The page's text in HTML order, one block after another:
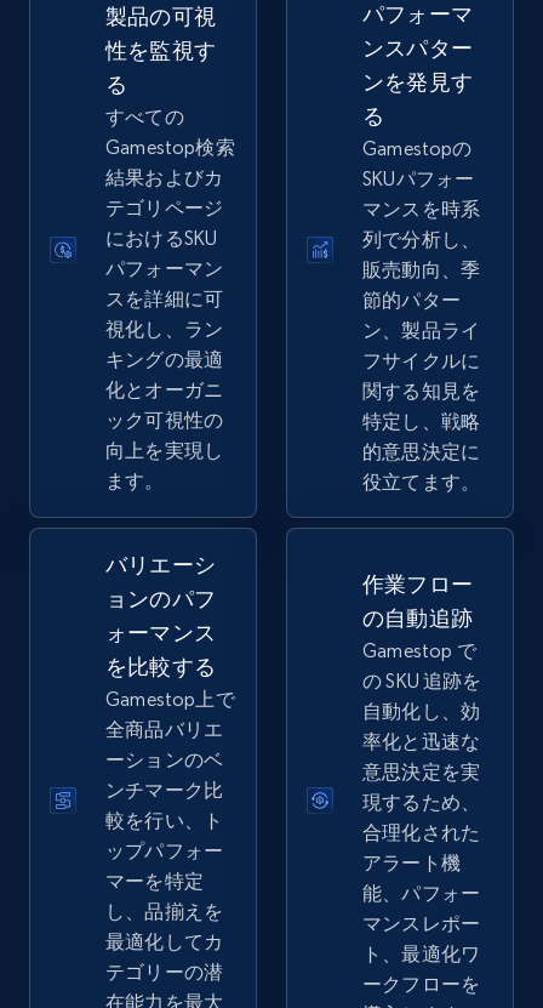
eBay - Gather data on products using
specified keywords
URL, Product id, Title, Seller name, Seller rating,
Seller reviews, Breadcrumbs, Root category, and
2.5K+ 359+ 今すぐ始める
eBay - Collect products from shops on eBay
URL, Product id, Title, Seller name, Seller rating,
Seller reviews, Breadcrumbs, Root category, and
2.5K+ 359+
eBay - Collect records by category
URL, Product id, Title, Seller name, Seller rating,
Seller reviews, Breadcrumbs, Root category, and
2.5K+ 今すぐ始める
Google Shopping
URL, Product id, Title, Product description,
製品の可視
性を監視す
る
すべての
Gamestop検索
結果およびカ
テゴリページ
におけるSKU
パフォーマン
スを詳細に可
視化し、ラン
キングの最適
化とオーガニ
ック可視性の
向上を実現し
ます。
パフォーマ
ンスパター
ンを発見す
る
Gamestopの
SKUパフォー
マンスを時系
列で分析し、
販売動向、季
節的パター
ン、製品ライ
フサイクルに
関する知見を
特定し、戦略
的意思決定に
役立てます。
バリエーシ
ョンのパフ
ォーマンス
を比較する
Gamestop上で
全商品バリエ
ーションのベ
ンチマーク比
較を行い、ト
ップパフォー
マーを特定
し、品揃えを
最適化してカ
テゴリーの潜
在能力を最大
作業フロー
の自動追跡
Gamestop で
の SKU 追跡を
自動化し、効
率化と迅速な
意思決定を実
現するため、
合理化された
アラート機
能、パフォー
マンスレポー
ト、最適化ワ
ークフローを